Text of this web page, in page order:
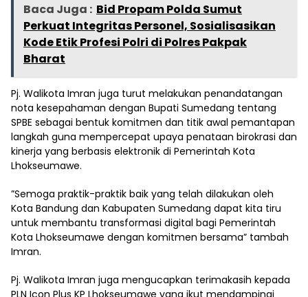
Baca Juga : Bid Propam Polda Sumut
Perkuat Integritas Personel, Sosialisasikan
Kode Etik Profesi Polri di Polres Pakpak
Bharat
Pj. Walikota Imran juga turut melakukan penandatangan
nota kesepahaman dengan Bupati Sumedang tentang
SPBE sebagai bentuk komitmen dan titik awal pemantapan
langkah guna mempercepat upaya penataan birokrasi dan
kinerja yang berbasis elektronik di Pemerintah Kota
Lhokseumawe.
”Semoga praktik-praktik baik yang telah dilakukan oleh
Kota Bandung dan Kabupaten Sumedang dapat kita tiru
untuk membantu transformasi digital bagi Pemerintah
Kota Lhokseumawe dengan komitmen bersama” tambah
Imran.
Pj. Walikota Imran juga mengucapkan terimakasih kepada
PLN Icon Plus KP Lhokseumawe yang ikut mendampingi